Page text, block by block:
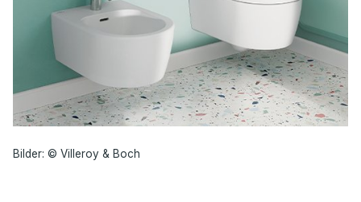
Bilder: © Villeroy & Boch